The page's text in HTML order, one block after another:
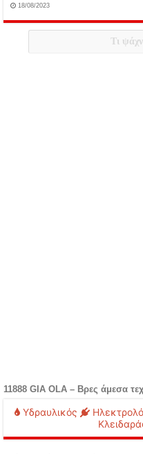
18/08/2023
11888 GIA OLA – Βρες άμεσα
Υδραυλικός